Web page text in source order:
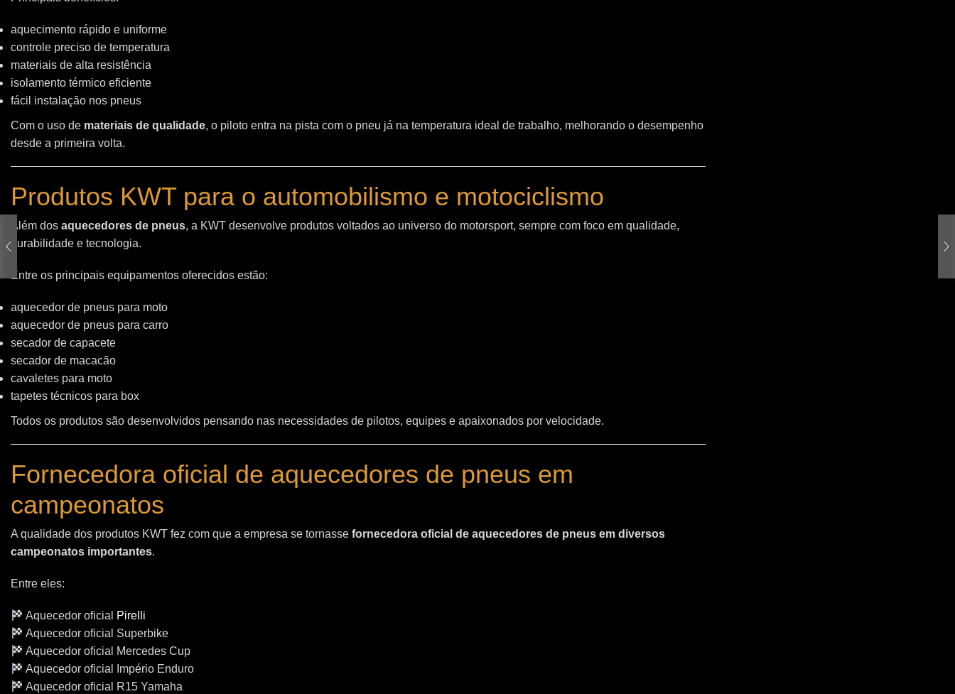
aquecimento rápido e uniforme
controle preciso de temperatura
materiais de alta resistência
isolamento térmico eficiente
fácil instalação nos pneus
Com o uso de materiais de qualidade, o piloto entra na pista com o pneu já na temperatura ideal de trabalho, melhorando o desempenho
desde a primeira volta.
Produtos KWT para o automobilismo e motociclismo
Além dos aquecedores de pneus, a KWT desenvolve produtos voltados ao universo do motorsport, sempre com foco em qualidade,
durabilidade e tecnologia.
Entre os principais equipamentos oferecidos estão:
aquecedor de pneus para moto
aquecedor de pneus para carro
secador de capacete
secador de macacão
cavaletes para moto
tapetes técnicos para box
Todos os produtos são desenvolvidos pensando nas necessidades de pilotos, equipes e apaixonados por velocidade.
Fornecedora oficial de aquecedores de pneus em
campeonatos
A qualidade dos produtos KWT fez com que a empresa se tornasse fornecedora oficial de aquecedores de pneus em diversos
campeonatos importantes.
Entre eles:
Aquecedor oficial Pirelli
Aquecedor oficial Superbike
Aquecedor oficial Mercedes Cup
Aquecedor oficial Império Enduro
Aquecedor oficial R15 Yamaha